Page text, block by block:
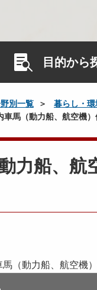
目的から
別一覧 暮らし・環
車馬（動力船、航空機
力船、航
（動力船、航空機